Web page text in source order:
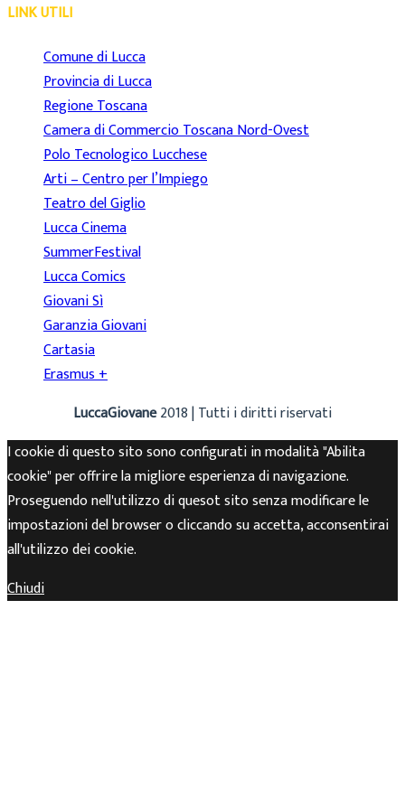
LINK UTILI
Comune di Lucca
Provincia di Lucca
Regione Toscana
Camera di Commercio Toscana Nord-Ovest
Polo Tecnologico Lucchese
Arti – Centro per l’Impiego
Teatro del Giglio
Lucca Cinema
SummerFestival
Lucca Comics
Giovani Sì
Garanzia Giovani
Cartasia
Erasmus +
LuccaGiovane2018 | Tutti i diritti riservati
I cookie di questo sito sono configurati in modalità "Abilita
cookie" per offrire la migliore esperienza di navigazione.
Proseguendo nell'utilizzo di quesot sito senza modificare le
impostazioni del browser o cliccando su accetta, acconsentirai
all'utilizzo dei cookie.
Chiudi